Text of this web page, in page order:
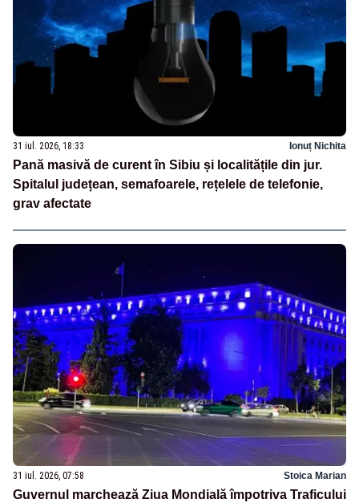
31 iul. 2026, 18:33 Ionuț Nichita
Pană masivă de curent în Sibiu și localitățile din jur.
Spitalul județean, semafoarele, rețelele de telefonie,
grav afectate
31 iul. 2026, 07:58 Stoica Marian
Guvernul marchează Ziua Mondială împotriva Traficului